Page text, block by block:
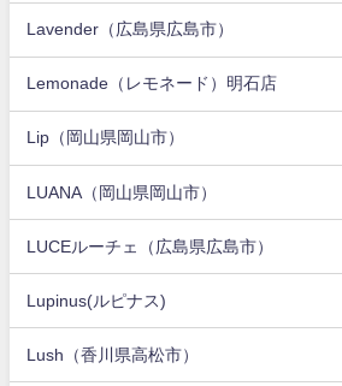
Lavender（広島県広島市）
Lemonade（レモネード）明石店
Lip（岡山県岡山市）
LUANA（岡山県岡山市）
LUCEルーチェ（広島県広島市）
Lupinus(ルピナス)
Lush（香川県高松市）